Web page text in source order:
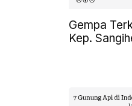
Gempa
Kep.